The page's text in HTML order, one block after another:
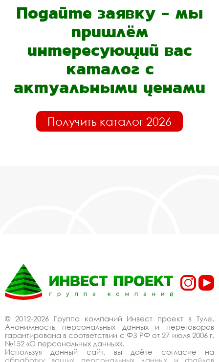
Подайте заявку - мы
пришлём
интересующий вас
каталог с
актуальными ценами
Получить каталог 2026
© 2012-2026 Группа компаний Инвест проект в Туле.
Анонимность персональных данных и переговоров
гарантирована в соответствии с ФЗ РФ от 27 июля 2006 г.
№152 «О персональных данных».
Используя данный сайт, вы даёте согласие на
обработку ваших персональных данных и файлов